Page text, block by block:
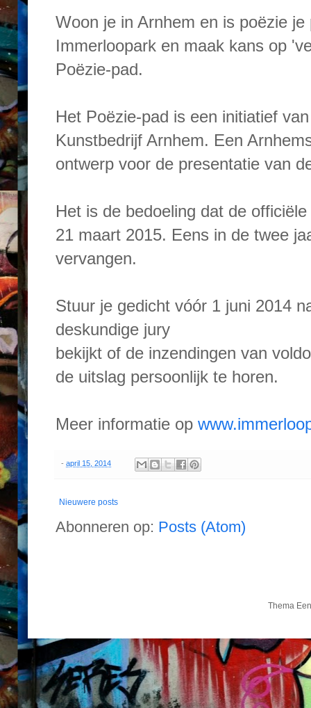
Woon je in Arnhem en is poëzie
Immerloopark en maak kans op
Poëzie-pad.
Het Poëzie-pad is een initiatief
Kunstbedrijf Arnhem. Een
ontwerp voor de presentatie van
Het is de bedoeling dat de
21 maart 2015. Eens in de twee
vervangen.
Stuur je gedicht vóór 1 juni 2014
deskundige jury
bekijkt of de inzendingen van
de uitslag persoonlijk te horen.
Meer informatie op
- april 15, 2014
Nieuwere posts
Abonneren op: Posts (Atom)
Thema